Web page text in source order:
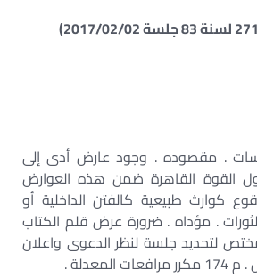
. مقصوده . وجود عارض أدى إلى
القوة القاهرة ضمن هذه العوارض
كوارث طبيعية كالفتن الداخلية أو
. مؤداه . ضرورة عرض قلم الكتاب
لتحديد جلسة لنظر الدعوى واعلان
.